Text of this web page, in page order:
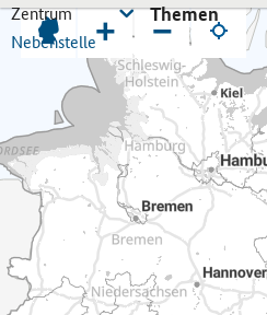
Zentrum
Nebenstelle
Themen
+ −